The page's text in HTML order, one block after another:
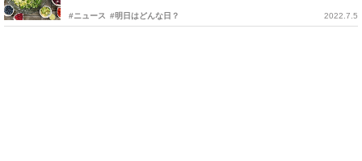
#ニュース #明日はどんな日？ 2022.7.5